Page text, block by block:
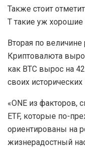
Также стоит
T такие уж хорошие
Вторая по
Криптовалюта
как BTC вырос на
своих
«ONE из факторов,
ETF, которые по-
ориентированы на
жизнерадостный